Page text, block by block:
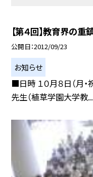
【第４回】教育界の重
公開日 2012/09/23
お知らせ
■日時 １０月８日（月
先生（植草学園大学教...